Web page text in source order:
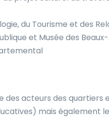
du Tourisme et des
et Musée des
des acteurs des
mais également